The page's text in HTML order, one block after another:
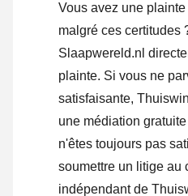
Vous avez une
malgré ces certitudes
Slaapwereld.nl
plainte. Si vous ne
satisfaisante,
une médiation
n'êtes toujours pas
soumettre un litige au
indépendant de